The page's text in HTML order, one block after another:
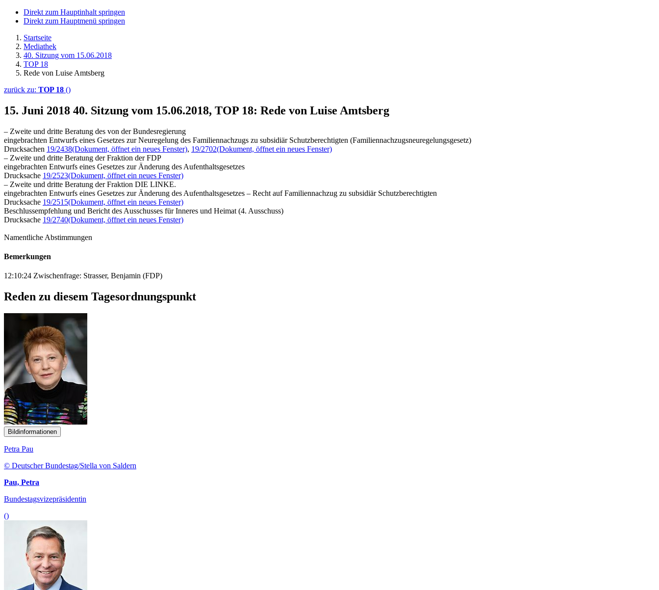
Direkt zum Hauptinhalt springen
Direkt zum Hauptmenü springen
Startseite
Mediathek
40. Sitzung vom 15.06.2018
TOP 18
Rede von Luise Amtsberg
zurück zu: TOP 18 ()
15. Juni 2018 40. Sitzung vom 15.06.2018, TOP 18: Rede von Luise Amtsberg
– Zweite und dritte Beratung des von der Bundesregierung
eingebrachten Entwurfs eines Gesetzes zur Neuregelung des Familiennachzugs zu subsidiär Schutzberechtigten (Familiennachzugsneuregelungsgesetz)
Drucksachen 19/2438(Dokument, öffnet ein neues Fenster), 19/2702(Dokument, öffnet ein neues Fenster)
– Zweite und dritte Beratung der Fraktion der FDP
eingebrachten Entwurfs eines Gesetzes zur Änderung des Aufenthaltsgesetzes
Drucksache 19/2523(Dokument, öffnet ein neues Fenster)
– Zweite und dritte Beratung der Fraktion DIE LINKE.
eingebrachten Entwurfs eines Gesetzes zur Änderung des Aufenthaltsgesetzes – Recht auf Familiennachzug zu subsidiär Schutzberechtigten
Drucksache 19/2515(Dokument, öffnet ein neues Fenster)
Beschlussempfehlung und Bericht des Ausschusses für Inneres und Heimat (4. Ausschuss)
Drucksache 19/2740(Dokument, öffnet ein neues Fenster)
Namentliche Abstimmungen
Bemerkungen
12:10:24 Zwischenfrage: Strasser, Benjamin (FDP)
Reden zu diesem Tagesordnungspunkt
Bildinformationen
Petra Pau
© Deutscher Bundestag/Stella von Saldern
Pau, Petra
Bundestagsvizepräsidentin
()